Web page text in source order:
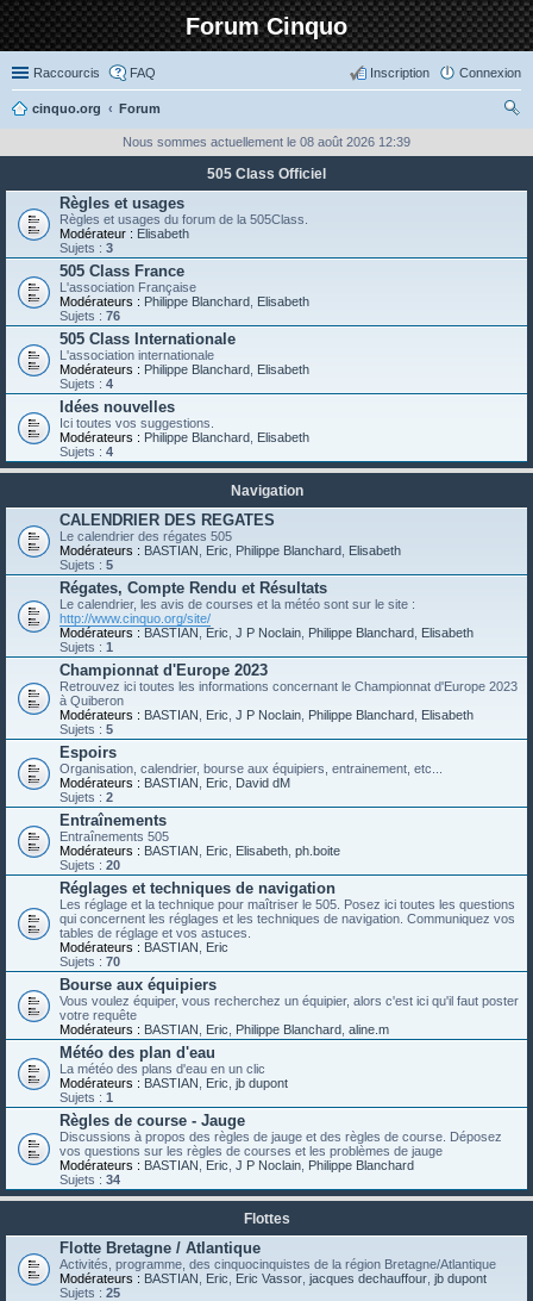
Forum Cinquo
Raccourcis FAQ Connexion
Inscription
cinquo.org
Forum
ch
Nous sommes actuellement le 08 août 2026 12:39
505 Class Officiel
Règles et usages
Règles et usages du forum de la 505Class.
Modérateur : Elisabeth
Sujets : 3
505 Class France
L'association Française
Modérateurs : Philippe Blanchard Elisabeth
Sujets : 76
505 Class Internationale
L'association internationale
Modérateurs : Philippe Blanchard Elisabeth
Sujets : 4
Idées nouvelles
Ici toutes vos suggestions.
Modérateurs : Philippe Blanchard Elisabeth
Sujets : 4
Navigation
CALENDRIER DES REGATES
Le calendrier des régates 505
Modérateurs : BASTIAN Eric Philippe Blanchard Elisabeth
Sujets : 5
Régates, Compte Rendu et Résultats
Le calendrier, les avis de courses et la météo sont sur le site :
http://www.cinquo.org/site/
Modérateurs : BASTIAN Eric J P Noclain Philippe Blanchard Elisabeth
Sujets : 1
Championnat d'Europe 2023
Retrouvez ici toutes les informations concernant le Championnat d'Europe 2023
à Quiberon
Modérateurs : BASTIAN Eric J P Noclain Philippe Blanchard Elisabeth
Sujets : 5
Espoirs
Organisation, calendrier, bourse aux équipiers, entrainement, etc...
Modérateurs : BASTIAN Eric
David dM
Sujets : 2
Entraînements
Entraînements 505
Modérateurs : BASTIAN Eric Elisabeth ph.boite
Sujets : 20
Réglages et techniques de navigation
Les réglage et la technique pour maîtriser le 505. Posez ici toutes les questions
qui concernent les réglages et les techniques de navigation. Communiquez vos
tables de réglage et vos astuces.
Modérateurs : BASTIAN
Eric
Sujets : 70
Bourse aux équipiers
Vous voulez équiper, vous recherchez un équipier, alors c'est ici qu'il faut poster
votre requête
Modérateurs : BASTIAN Eric Philippe Blanchard aline.m
Météo des plan d'eau
La météo des plans d'eau en un clic
Modérateurs : BASTIAN Eric jb dupont
Sujets : 1
Règles de course - Jauge
Discussions à propos des règles de jauge et des règles de course. Déposez
vos questions sur les règles de courses et les problèmes de jauge
Modérateurs : BASTIAN Eric J P Noclain Philippe Blanchard
Sujets : 34
Flottes
Flotte Bretagne / Atlantique
Activités, programme, des cinquocinquistes de la région Bretagne/Atlantique
Modérateurs : BASTIAN Eric Eric Vassor jacques dechauffour jb dupont
Sujets : 25